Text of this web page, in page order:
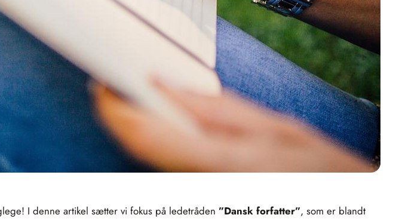
I denne artikel sætter vi fokus på ledetråden ”Dansk forfatter”, som er blandt